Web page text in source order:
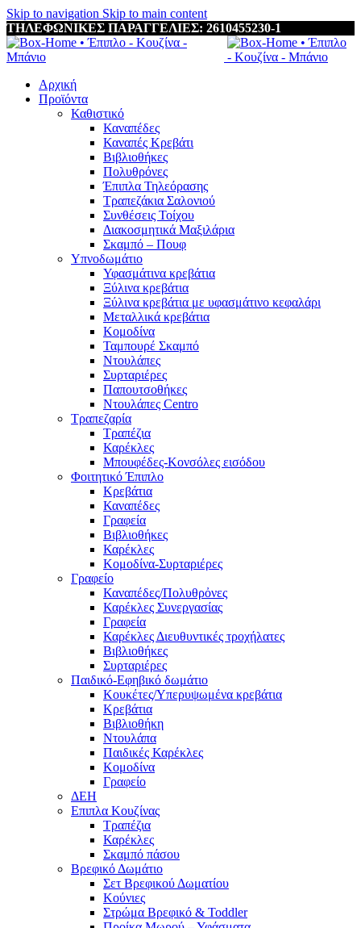
Skip to navigation Skip to main content
ΤΗΛΕΦΩΝΙΚΕΣ ΠΑΡΑΓΓΕΛΙΕΣ: 2610455230-1
Αρχική
Προϊόντα
Καθιστικό
Καναπέδες
Καναπές Κρεβάτι
Βιβλιοθήκες
Πολυθρόνες
Έπιπλα Τηλεόρασης
Τραπεζάκια Σαλονιού
Συνθέσεις Τοίχου
Διακοσμητικά Μαξιλάρια
Σκαμπό – Πουφ
Υπνοδωμάτιο
Υφασμάτινα κρεβάτια
Ξύλινα κρεβάτια
Ξύλινα κρεβάτια με υφασμάτινο κεφαλάρι
Mεταλλικά κρεβάτια
Κομοδίνα
Ταμπουρέ Σκαμπό
Ντουλάπες
Συρταριέρες
Παπουτσοθήκες
Ντουλάπες Centro
Τραπεζαρία
Τραπέζια
Καρέκλες
Μπουφέδες-Κονσόλες εισόδου
Φοιτητικό Έπιπλο
Κρεβάτια
Καναπέδες
Γραφεία
Βιβλιοθήκες
Καρέκλες
Κομοδίνα-Συρταριέρες
Γραφείο
Καναπέδες/Πολυθρὀνες
Καρέκλες Συνεργασίας
Γραφεία
Καρέκλες Διευθυντικές τροχήλατες
Βιβλιοθήκες
Συρταριέρες
Παιδικό-Εφηβικό δωμάτιο
Κουκέτες/Υπερυψωμένα κρεβάτια
Κρεβάτια
Βιβλιοθήκη
Ντουλάπα
Παιδικές Καρέκλες
Κομοδίνα
Γραφείο
ΔΕΗ
Επιπλα Κουζίνας
Τραπέζια
Καρέκλες
Σκαμπό πάσου
Βρεφικό Δωμάτιο
Σετ Βρεφικού Δωματίου
Κούνιες
Στρώμα Βρεφικό & Toddler